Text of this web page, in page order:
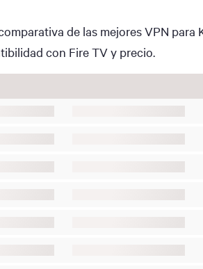
de las mejores VPN para
con Fire TV y precio.